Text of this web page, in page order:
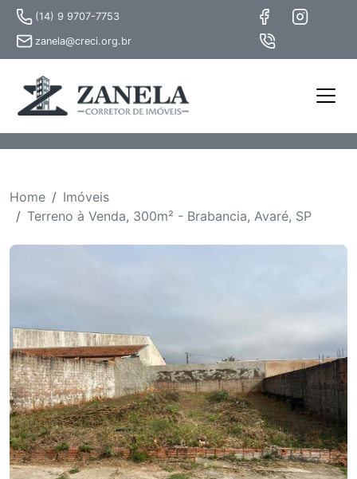
(14) 9 9707-7753
zanela@creci.org.br
Home
Imóveis
Terreno à Venda, 300m² - Brabancia, Avaré, SP